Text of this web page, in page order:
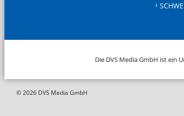
Die DVS Media GmbH ist ein
© 2026 DVS Media GmbH